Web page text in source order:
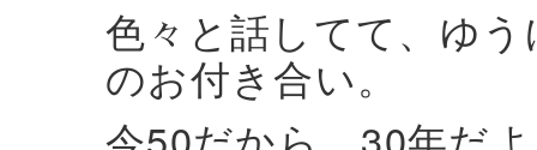
色々と話してて、ゆ
のお付き合い。